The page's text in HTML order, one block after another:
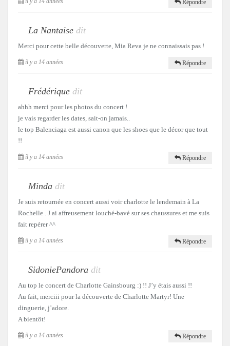
Répondre
La Nantaise dit
Merci pour cette belle découverte, Mia Reva je ne connaissais pas !
il y a 14 années Répondre
Frédérique dit
ahhh merci pour les photos du concert !
je vais regarder les dates, sait-on jamais..
le top Balenciaga est aussi canon que les shoes que le décor que tout
!!
il y a 14 années Répondre
Minda dit
Je suis retournée en concert aussi voir charlotte le lendemain à La
Rochelle . J ai affreusement louché-bavé sur ses chaussures et me suis
fait repérer ^^
il y a 14 années Répondre
SidoniePandora dit
Au top le concert de Charlotte Gainsbourg :) !! J’y étais aussi !!
Au fait, merciii pour la découverte de Charlotte Martyr! Une
dinguerie, j’adore.
A bientôt!
il y a 14 années Répondre